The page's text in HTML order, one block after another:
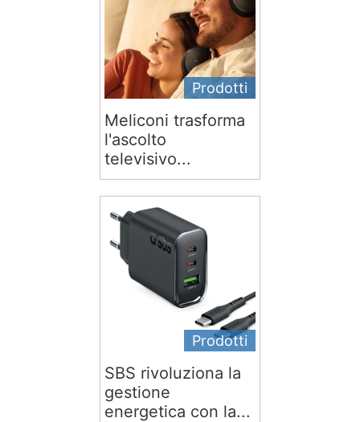
Prodotti
Meliconi trasforma
l'ascolto
televisivo...
Prodotti
SBS rivoluziona la
gestione
energetica con la...